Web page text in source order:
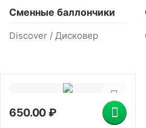
Сменные баллончики
Discover / Дисковер
650.00₽